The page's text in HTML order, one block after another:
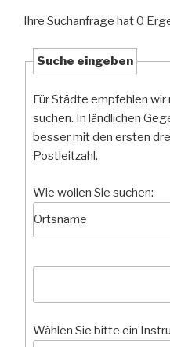
Ihre Suchanfrage hat 0
Suche eingeben
Für Städte empfehlen
suchen. In ländlichen
besser mit den ersten
Postleitzahl.
Wie wollen Sie suchen:
Wählen Sie bitte ein